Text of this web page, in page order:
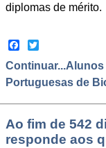
diplomas de mérito.
Portuguesas de
Ao fim de 542
responde aos